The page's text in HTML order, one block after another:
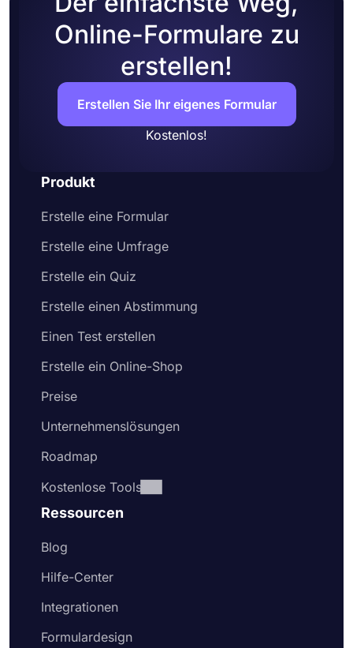
Online-Formulare zu
erstellen!
Erstellen Sie Ihr eigenes Formular
Kostenlos!
Produkt
Erstelle eine Formular
Erstelle eine Umfrage
Erstelle ein Quiz
Erstelle einen Abstimmung
Einen Test erstellen
Erstelle ein Online-Shop
Preise
Unternehmenslösungen
Roadmap
Kostenlose Tools
Ressourcen
Blog
Hilfe-Center
Integrationen
Formulardesign